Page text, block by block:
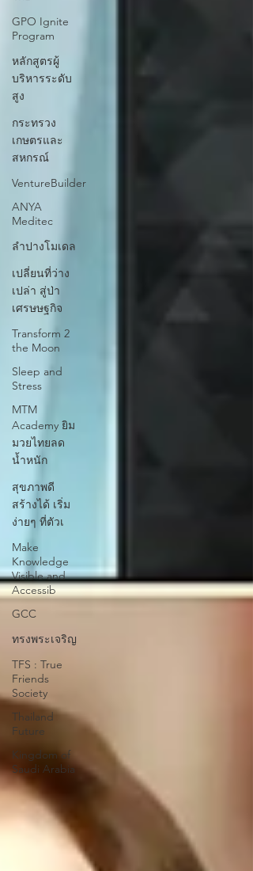
GPO Ignite
Program
หลักสูตรผู้
บริหารระดับ
สูง
กระทรวง
เกษตรและ
สหกรณ์
VentureBuilder
ANYA
Meditec
ลำปางโมเดล
เปลี่ยนที่ว่าง
เปล่า สู่ป่า
เศรษษฐกิจ
Transform 2
the Moon
Sleep and
Stress
MTM
Academy ยิม
มวยไทยลด
น้ำหนัก
สุขภาพดี
สร้างได้ เริ่ม
ง่ายๆ ที่ตัวเ
Make
Knowledge
Visible and
Accessib
GCC
ทรงพระเจริญ
TFS : True
Friends
Society
Thailand
Future
Kingdom of
Saudi Arabia